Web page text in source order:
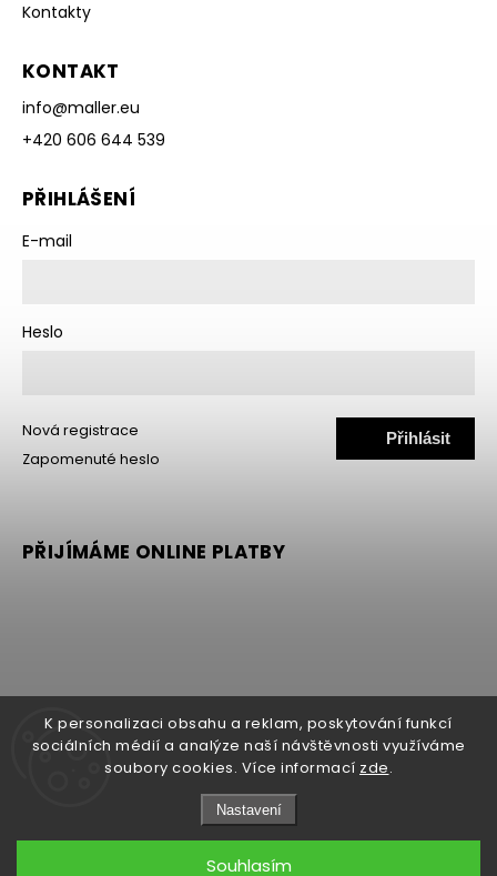
K personalizaci obsahu a reklam, poskytování funkcí
sociálních médií a analýze naší návštěvnosti využíváme
soubory cookies. Více informací zde.
Nastavení
Souhlasím
Kontakty
KONTAKT
info@maller.eu
+420 606 644 539
PŘIHLÁŠENÍ
E-mail
Heslo
Přihlásit
Nová registrace
Zapomenuté heslo
PŘIJÍMÁME ONLINE PLATBY
MALLER. Všechna práva vyhrazena.
Upravit nastavení cookies
Grafický návrh vytvořil a nakódoval